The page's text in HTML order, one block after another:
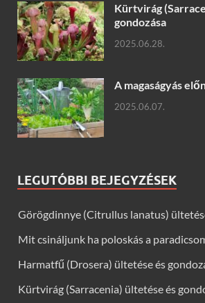
Kürtvirág
gondozása
2025.06.28.
A magaságyás
2025.06.07.
LEGUTÓBBI BEJEGYZÉSEK
Görögdinnye (Citrullus lanatus)
Mit csináljunk ha poloskás a
Harmatfű (Drosera) ültetése és
Kürtvirág (Sarracenia) ültetése és